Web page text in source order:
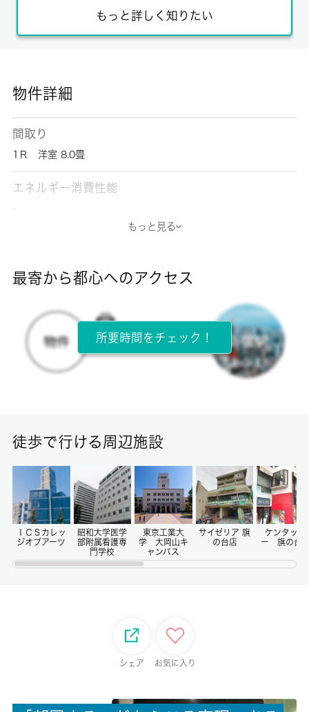
もっと詳しく知りたい
物件詳細
間取り
1Ｒ 洋室 8.0畳
エネルギー消費性能
-
所在階
2階 / 2階建
償却/敷引
権利金/雑費
もっと見る
最寄から都心へのアクセス
所要時間をチェック！
徒歩で行ける周辺施設
ＩＣＳカレッ
ジオブアーツ
昭和大学医学
部附属看護専
門学校
東京工業大
学 大岡山キ
ャンパス
サイゼリア 旗
の台店
ケンタッキ
ー 旗の台
シェア お気に入り